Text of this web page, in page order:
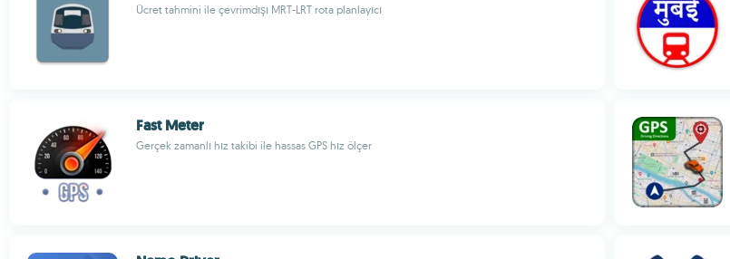
Ücret tahmini ile çevrimdışı MRT-LRT rota planlayıcı
Fast Meter
Gerçek zamanlı hız takibi ile hassas GPS hız ölçer